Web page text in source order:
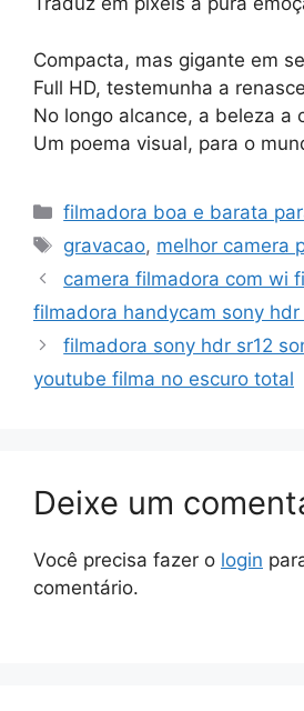
Compacta, mas gigante em
Full HD, testemunha a
No longo alcance, a beleza a
Um poema visual, para o
Categorias
filmadora boa e barata
Tags
gravacao, melhor camera
camera filmadora com wi
filmadora handycam sony hdr
filmadora sony hdr sr12
youtube filma no escuro total
Deixe um
Você precisa fazer o login
comentário.